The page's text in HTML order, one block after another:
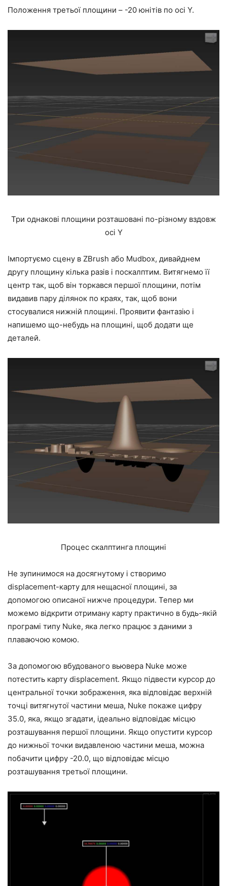
Положення третьої площини – -20 юнітів по осі Y.
Три однакові площини розташовані по-різному вздовж
осі Y
Імпортуємо сцену в ZBrush або Mudbox, дивайднем
другу площину кілька разів і поскалптим. Витягнемо її
центр так, щоб він торкався першої площини, потім
видавив пару ділянок по краях, так, щоб вони
стосувалися нижній площині. Проявити фантазію і
напишемо що-небудь на площині, щоб додати ще
деталей.
Процес скалптинга площині
Не зупинимося на досягнутому і створимо
displacement-карту для нещасної площині, за
допомогою описаної нижче процедури. Тепер ми
можемо відкрити отриману карту практично в будь-якій
програмі типу Nuke, яка легко працює з даними з
плаваючою комою.
За допомогою вбудованого вьювера Nuke може
потестить карту displacement. Якщо підвести курсор до
центральної точки зображення, яка відповідає верхній
точці витягнутої частини меша, Nuke покаже цифру
35.0, яка, якщо згадати, ідеально відповідає місцю
розташування першої площини. Якщо опустити курсор
до нижньої точки видавленою частини меша, можна
побачити цифру -20.0, що відповідає місцю
розташування третьої площини.